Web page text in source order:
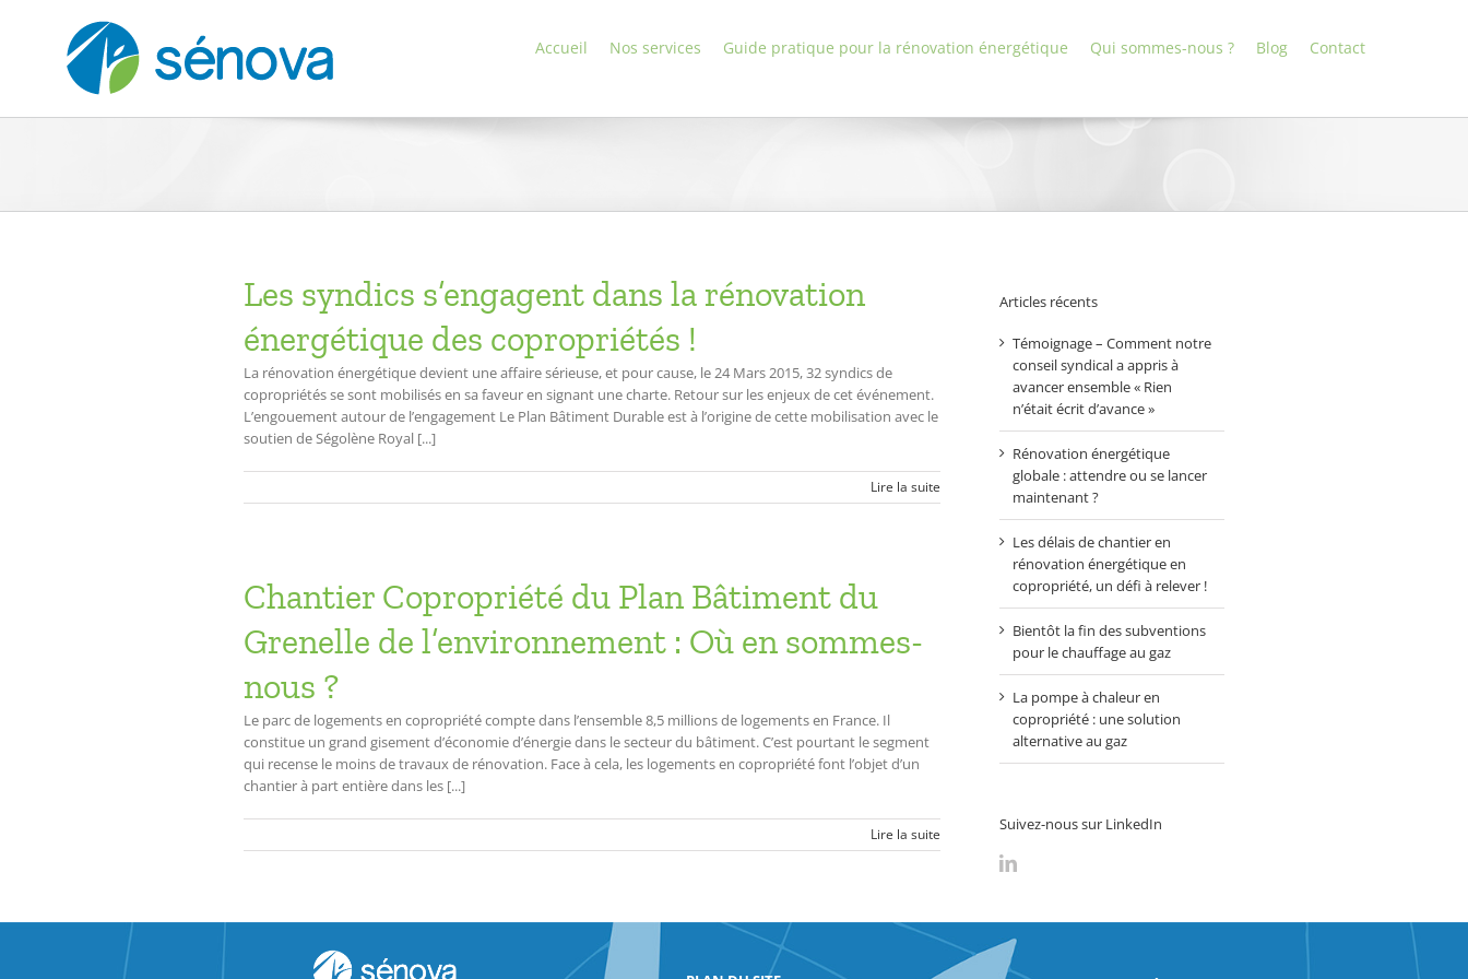
Accueil Nos services Guide pratique pour la rénovation énergétique Qui sommes-nous ? Blog Contact
Les syndics s’engagent dans la rénovation
énergétique des copropriétés !
La rénovation énergétique devient une affaire sérieuse, et pour cause, le 24 Mars 2015, 32 syndics de
copropriétés se sont mobilisés en sa faveur en signant une charte. Retour sur les enjeux de cet événement.
L’engouement autour de l’engagement Le Plan Bâtiment Durable est à l’origine de cette mobilisation avec le
soutien de Ségolène Royal [...]
Lire la suite
Chantier Copropriété du Plan Bâtiment du
Grenelle de l’environnement : Où en sommes-
nous ?
Le parc de logements en copropriété compte dans l’ensemble 8,5 millions de logements en France. Il
constitue un grand gisement d’économie d’énergie dans le secteur du bâtiment. C’est pourtant le segment
qui recense le moins de travaux de rénovation. Face à cela, les logements en copropriété font l’objet d’un
chantier à part entière dans les [...]
Lire la suite
Articles récents
Témoignage – Comment notre
conseil syndical a appris à
avancer ensemble « Rien
n’était écrit d’avance »
Rénovation énergétique
globale : attendre ou se lancer
maintenant ?
Les délais de chantier en
rénovation énergétique en
copropriété, un défi à relever !
Bientôt la fin des subventions
pour le chauffage au gaz
La pompe à chaleur en
copropriété : une solution
alternative au gaz
Suivez-nous sur LinkedIn